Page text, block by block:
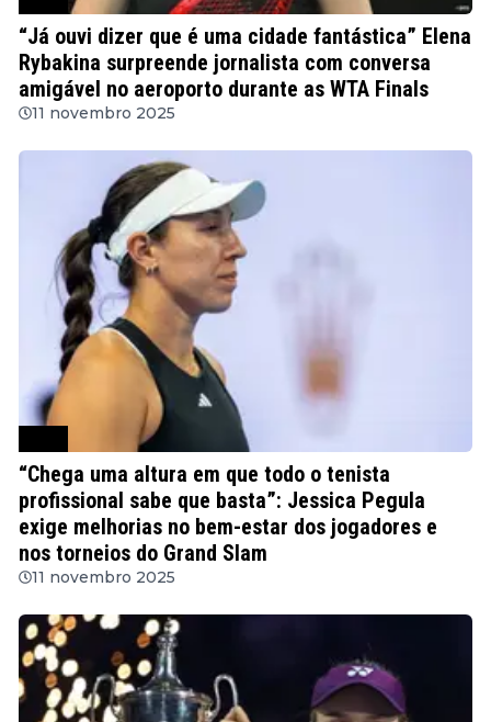
“Já ouvi dizer que é uma cidade fantástica” Elena
Rybakina surpreende jornalista com conversa
amigável no aeroporto durante as WTA Finals
11 novembro 2025
“Chega uma altura em que todo o tenista
profissional sabe que basta”: Jessica Pegula
exige melhorias no bem-estar dos jogadores e
nos torneios do Grand Slam
11 novembro 2025